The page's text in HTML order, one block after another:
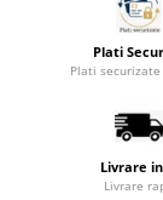
Perne pentru bebe
Pompe de san
Saltele patut
Plati
Plati
Livrare
Livrare